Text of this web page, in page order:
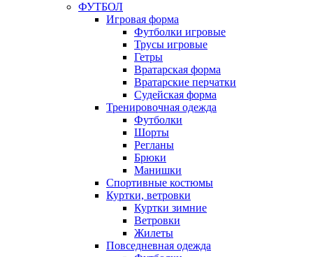
ФУТБОЛ
Игровая форма
Футболки игровые
Трусы игровые
Гетры
Вратарская форма
Вратарские перчатки
Судейская форма
Тренировочная одежда
Футболки
Шорты
Регланы
Брюки
Манишки
Спортивные костюмы
Куртки, ветровки
Куртки зимние
Ветровки
Жилеты
Повседневная одежда